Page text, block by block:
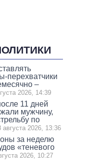
перехватчики
–
2026, 14:39
11 дней
мужчину,
по
августа 2026, 13:36
за неделю
«теневого
2026, 10:27